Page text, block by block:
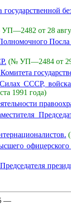
от 28
(№ УП—2484 от 29
СССР,
1991 года)
—